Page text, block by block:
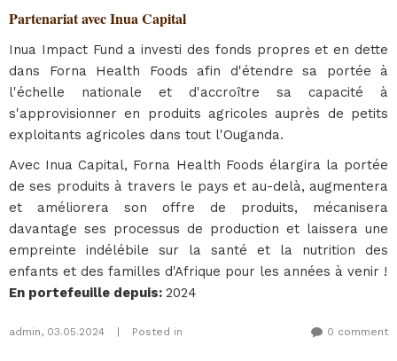
Partenariat avec Inua Capital
Inua Impact Fund a investi des fonds propres et en dette
dans Forna Health Foods afin d'étendre sa portée à
l'échelle nationale et d'accroître sa capacité à
s'approvisionner en produits agricoles auprès de petits
exploitants agricoles dans tout l'Ouganda.
Avec Inua Capital, Forna Health Foods élargira la portée
de ses produits à travers le pays et au-delà, augmentera
et améliorera son offre de produits, mécanisera
davantage ses processus de production et laissera une
empreinte indélébile sur la santé et la nutrition des
enfants et des familles d'Afrique pour les années à venir !
En portefeuille depuis: 2024
admin, 03.05.2024 Posted in 0 comment